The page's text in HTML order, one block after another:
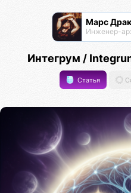
Марс
Интегрум /
Статья